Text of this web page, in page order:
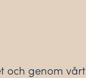
och genom vårt